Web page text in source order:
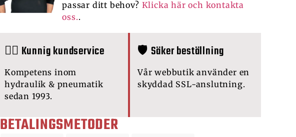
passar ditt behov? Klicka här och kontakta
oss..
🙋‍♂️ Kunnig kundservice
Kompetens inom
hydraulik & pneumatik
sedan 1993.
🛡️ Säker beställning
Vår webbutik använder en
skyddad SSL-anslutning.
BETALINGSMETODER